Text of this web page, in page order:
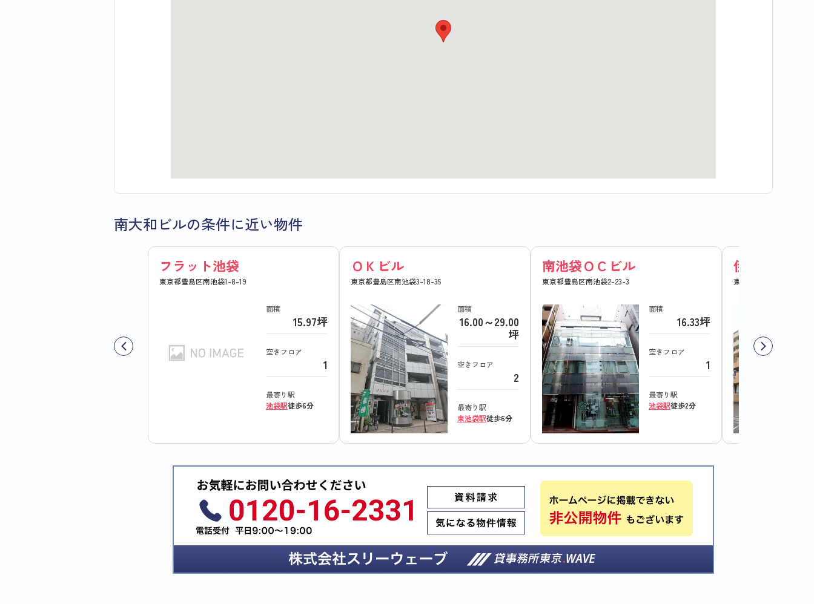
南大和ビルの条件に近い物件
フラット池袋
東京都豊島区南池袋1-8-19
面積
15.97坪
空きフロア
1
最寄り駅
池袋駅徒歩6分
ＯＫビル
東京都豊島区南池袋3-18-35
面積
16.00～29.00
坪
空きフロア
2
最寄り駅
東池袋駅徒歩6分
南池袋ＯＣビル
東京都豊島区南池袋2-23-3
面積
16.33坪
空きフロア
1
最寄り駅
池袋駅徒歩2分
伊藤ビル
東京都豊島区南池袋2-